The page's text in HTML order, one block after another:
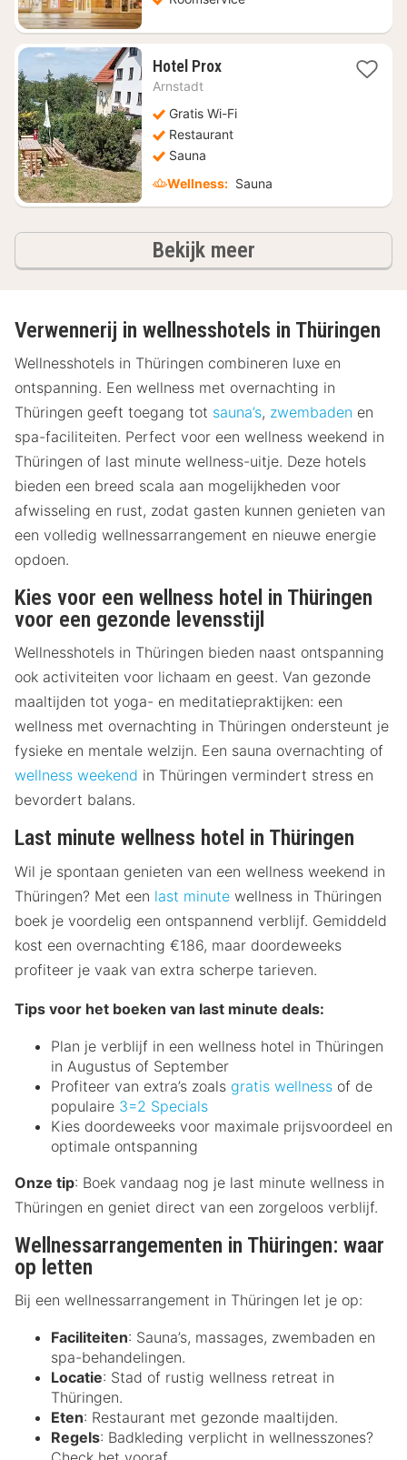
Hotel Prox1
€
71,50
Arnstadt
Gratis Wi-Fi
Restaurant
Sauna
Wellness: Sauna
Bekijk meerhotels
Verwennerij in wellnesshotels in Thüringen
Wellnesshotels in Thüringen combineren luxe en
ontspanning. Een wellness met overnachting in
Thüringen geeft toegang tot sauna’s, zwembaden en
spa-faciliteiten. Perfect voor een wellness weekend in
Thüringen of last minute wellness-uitje. Deze hotels
bieden een breed scala aan mogelijkheden voor
afwisseling en rust, zodat gasten kunnen genieten van
een volledig wellnessarrangement en nieuwe energie
opdoen.
Kies voor een wellness hotel in Thüringen
voor een gezonde levensstijl
Wellnesshotels in Thüringen bieden naast ontspanning
ook activiteiten voor lichaam en geest. Van gezonde
maaltijden tot yoga- en meditatiepraktijken: een
wellness met overnachting in Thüringen ondersteunt je
fysieke en mentale welzijn. Een sauna overnachting of
wellness weekend in Thüringen vermindert stress en
bevordert balans.
Last minute wellness hotel in Thüringen
Wil je spontaan genieten van een wellness weekend in
Thüringen? Met een last minute wellness in Thüringen
boek je voordelig een ontspannend verblijf. Gemiddeld
kost een overnachting €186, maar doordeweeks
profiteer je vaak van extra scherpe tarieven.
Tips voor het boeken van last minute deals:
Plan je verblijf in een wellness hotel in Thüringen
in Augustus of September
Profiteer van extra’s zoals gratis wellness of de
populaire 3=2 Specials
Kies doordeweeks voor maximale prijsvoordeel en
optimale ontspanning
Onze tip: Boek vandaag nog je last minute wellness in
Thüringen en geniet direct van een zorgeloos verblijf.
Wellnessarrangementen in Thüringen: waar
op letten
Bij een wellnessarrangement in Thüringen let je op:
Faciliteiten: Sauna’s, massages, zwembaden en
spa-behandelingen.
Locatie: Stad of rustig wellness retreat in
Thüringen.
Eten: Restaurant met gezonde maaltijden.
Regels: Badkleding verplicht in wellnesszones?